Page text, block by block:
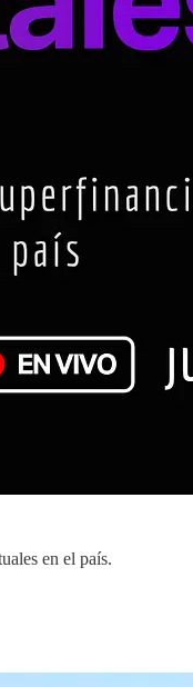
en el país.